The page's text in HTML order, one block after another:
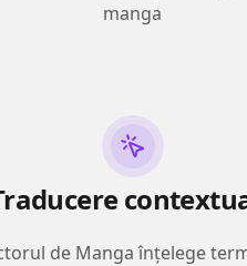
manga
de Manga înțelege